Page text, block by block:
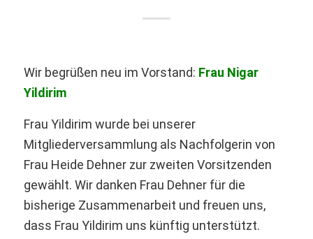
Wir begrüßen neu im Vorstand: Frau Nigar
Yildirim
Frau Yildirim wurde bei unserer
Mitgliederversammlung als Nachfolgerin von
Frau Heide Dehner zur zweiten Vorsitzenden
gewählt. Wir danken Frau Dehner für die
bisherige Zusammenarbeit und freuen uns,
dass Frau Yildirim uns künftig unterstützt.